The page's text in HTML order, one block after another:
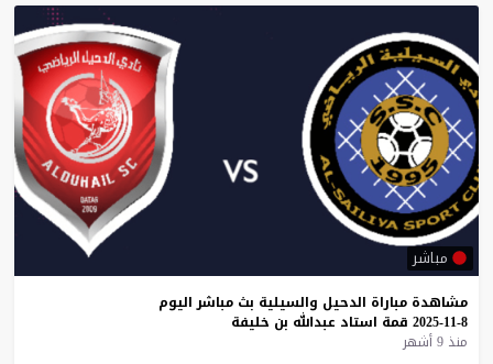
مباشر
مشاهدة مباراة الدحيل والسيلية بث مباشر اليوم
8-11-2025
قمة استاد عبدالله بن خليفة
منذ 9 أشهر